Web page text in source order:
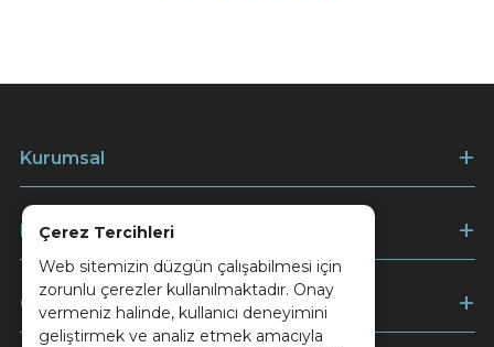
Çerez Tercihleri
Web sitemizin düzgün çalışabilmesi için
zorunlu çerezler kullanılmaktadır. Onay
vermeniz halinde, kullanıcı deneyimini
geliştirmek ve analiz etmek amacıyla
Kurumsal
Müşteri Hizmetleri
Ödeme